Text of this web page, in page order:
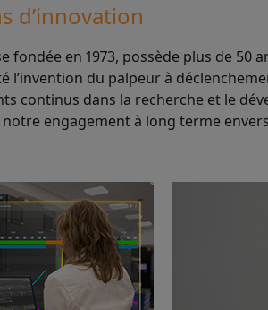
d’innovation
fondée en 1973, possède plus de 50
l’invention du palpeur à
continus dans la recherche et le
engagement à long terme